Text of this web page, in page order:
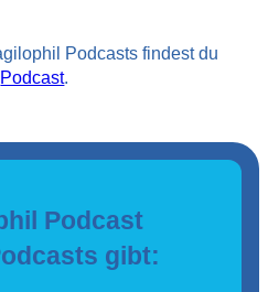
Podcasts findest du
Podcast.
Podcast
gibt: